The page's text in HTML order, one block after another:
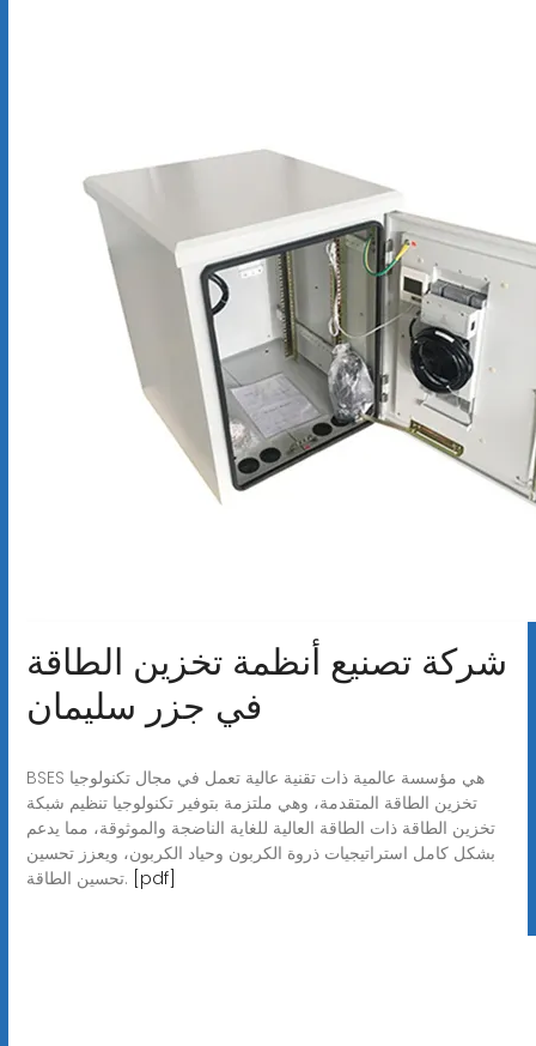
شركة تصنيع أنظمة تخزين الطاقة
في جزر سليمان
BSES هي مؤسسة عالمية ذات تقنية عالية تعمل في مجال تكنولوجيا
تخزين الطاقة المتقدمة، وهي ملتزمة بتوفير تكنولوجيا تنظيم شبكة
تخزين الطاقة ذات الطاقة العالية للغاية الناضجة والموثوقة، مما يدعم
بشكل كامل استراتيجيات ذروة الكربون وحياد الكربون، ويعزز تحسين
تحسين الطاقة. [pdf]